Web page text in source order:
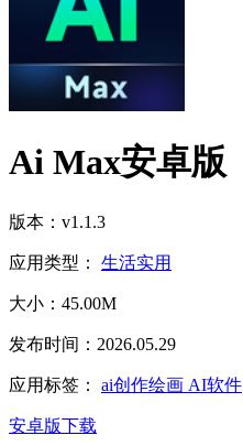
Ai Max安卓版
版本：v1.1.3
应用类型： 生活实用
大小：45.00M
发布时间：2026.05.29
应用标签： ai创作绘画 AI软件
安卓版下载